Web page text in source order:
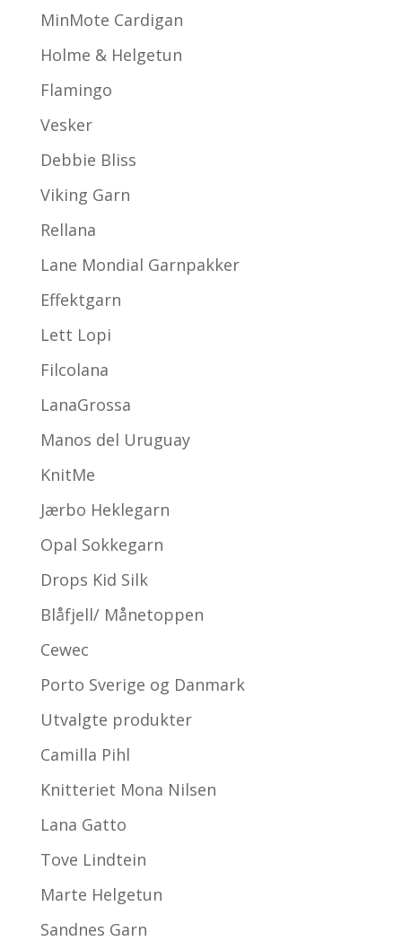
MinMote Cardigan
Holme & Helgetun
Flamingo
Vesker
Debbie Bliss
Viking Garn
Rellana
Lane Mondial Garnpakker
Effektgarn
Lett Lopi
Filcolana
LanaGrossa
Manos del Uruguay
KnitMe
Jærbo Heklegarn
Opal Sokkegarn
Drops Kid Silk
Blåfjell/ Månetoppen
Cewec
Porto Sverige og Danmark
Utvalgte produkter
Camilla Pihl
Knitteriet Mona Nilsen
Lana Gatto
Tove Lindtein
Marte Helgetun
Sandnes Garn